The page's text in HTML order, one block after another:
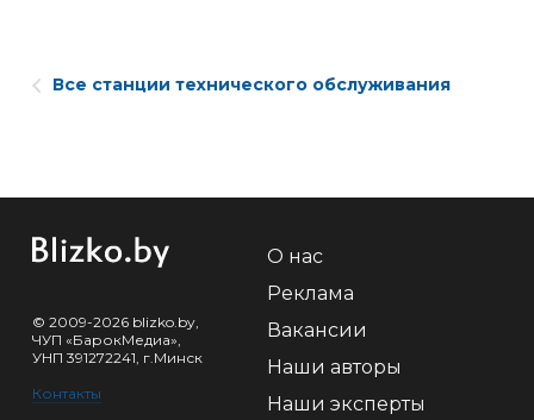
Все станции технического обслуживания
© 2009-2026 blizko.by,
ЧУП «БарокМедиа»,
УНП 391272241, г.Минск
Контакты
О нас
Реклама
Вакансии
Наши авторы
Наши эксперты